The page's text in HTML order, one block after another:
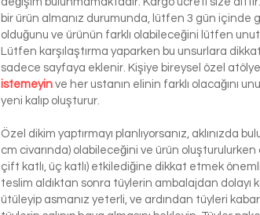
bir ürün almanız durumunda, lütfen 3 gün içinde
olduğunu ve ürünün farklı olabileceğini lütfen
Lütfen karşılaştırma yaparken bu unsurlara
sadece sayfaya eklenir. Kişiye bireysel özel
istemeyin ve her ustanın elinin farklı olacağını
yeni kalıp oluşturur.
Özel dikim yaptırmayı planlıyorsanız,
cm civarında) olabileceğini ve ürün oluşturulurken
çift katlı, üç katlı) etkilediğine dikkat etmek
teslim aldıktan sonra tüylerin ambalajdan dolayı
ütüleyip asmanız yeterli, ve ardından tüyleri